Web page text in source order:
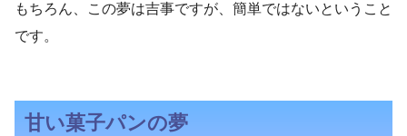
もちろん、この夢は吉事ですが、簡単ではないということ
です。
甘い菓子パンの夢